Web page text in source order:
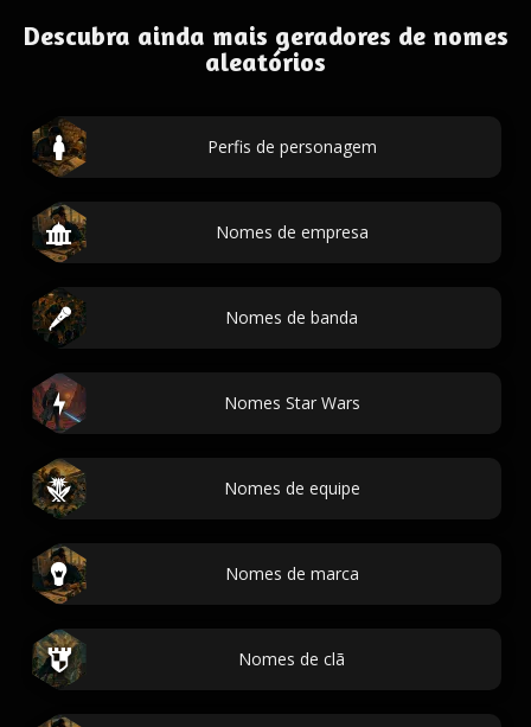
Descubra ainda mais geradores de nomes
aleatórios
Perfis de personagem
Nomes de empresa
Nomes de banda
Nomes Star Wars
Nomes de equipe
Nomes de marca
Nomes de clã